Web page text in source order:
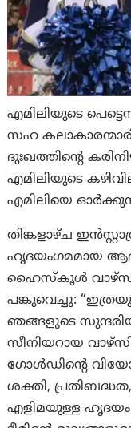
എമിലിയുടെ
സഹ
ദുഃഖത്തിൻ്റെ
എമിലിയുടെ
എമിലിയെ
തിങ്കളാഴ്ച
ഹൃദയംഗമമായ
ഹൈസ്‌കൂൾ
പങ്കുവെച്ചു:
ഞങ്ങളുടെ
സീനിയറായ
ഗോൾഡിന്റെ
ശക്തി,
എളിമയുള്ള ഹൃദയം